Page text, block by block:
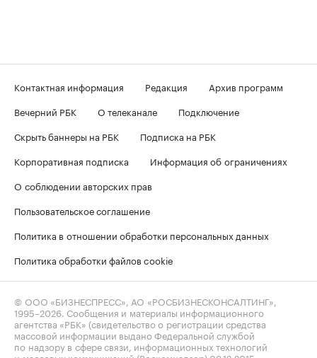
Контактная информация Редакция
Архив программ
Вечерний РБК
О телеканале
Подключение
Скрыть баннеры на РБК
Подписка на РБК
Корпоративная подписка
Информация об ограничениях
О соблюдении авторских прав
Пользовательское соглашение
Политика в отношении обработки персональных данных
Политика обработки файлов cookie
© ООО «БИЗНЕСПРЕСС», АО «РОСБИЗНЕСКОНСАЛТИНГ»,
1995–2026 . Сообщения и материалы информационного
агентства «РБК» (свидетельство о регистрации средства
массовой информации выдано Федеральной службой
по надзору в сфере связи, информационных технологий